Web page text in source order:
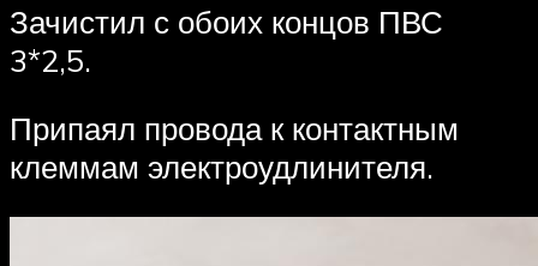
Зачистил с обоих концов ПВС
3*2,5.
Припаял провода к контактным
клеммам электроудлинителя.